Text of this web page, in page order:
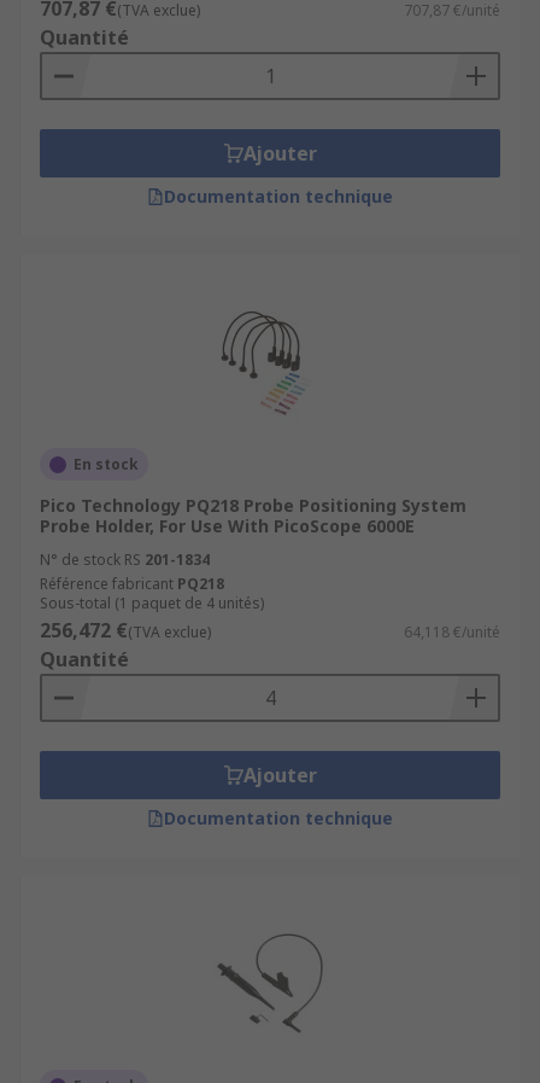
707,87 €(TVA exclue) 707,87 €/unité
Quantité
Ajouter
Documentation technique
En stock
Pico Technology PQ218 Probe Positioning System
Probe Holder, For Use With PicoScope 6000E
N° de stock RS 201-1834
Référence fabricant PQ218
Sous-total (1 paquet de 4 unités)
256,472 €(TVA exclue) 64,118 €/unité
Quantité
Ajouter
Documentation technique